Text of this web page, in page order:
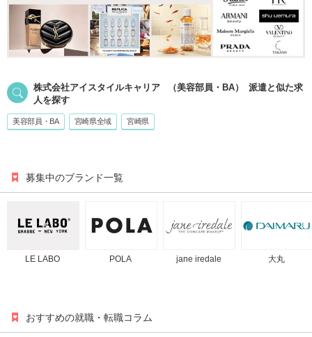
株式会社アイスタイルキャリア （美容部員・BA） 派遣と似た求
人を探す
美容部員・BA 宮崎県全域 宮崎県
募集中のブランド一覧
LE LABO POLA jane iredale 大丸
おすすめの就職・転職コラム